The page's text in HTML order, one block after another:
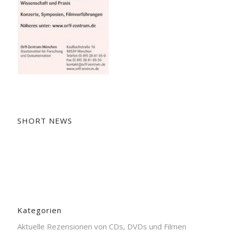
SHORT NEWS
Kategorien
Aktuelle Rezensionen von CDs, DVDs und Filmen